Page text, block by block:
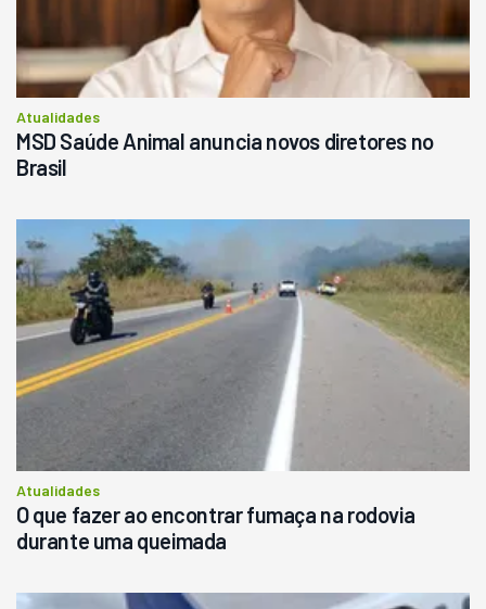
Atualidades
MSD Saúde Animal anuncia novos diretores no
Brasil
Atualidades
O que fazer ao encontrar fumaça na rodovia
durante uma queimada